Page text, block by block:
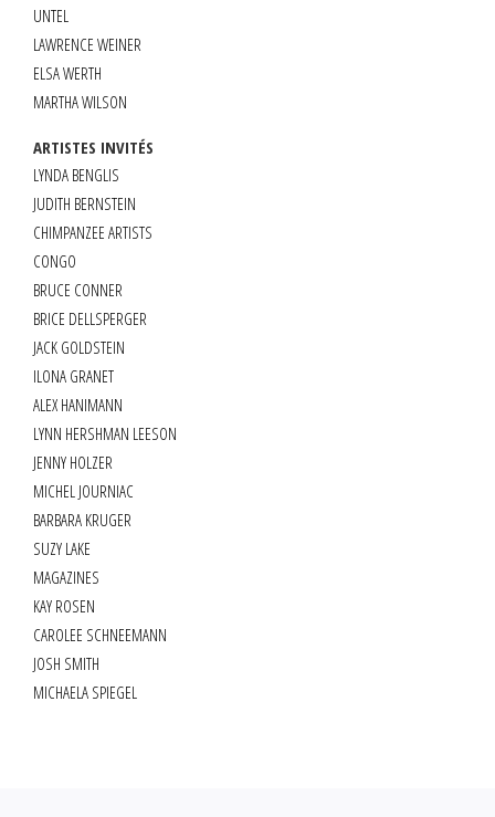
UNTEL
LAWRENCE WEINER
ELSA WERTH
MARTHA WILSON
ARTISTES INVITÉS
LYNDA BENGLIS
JUDITH BERNSTEIN
CHIMPANZEE ARTISTS
CONGO
BRUCE CONNER
BRICE DELLSPERGER
JACK GOLDSTEIN
ILONA GRANET
ALEX HANIMANN
LYNN HERSHMAN LEESON
JENNY HOLZER
MICHEL JOURNIAC
BARBARA KRUGER
SUZY LAKE
MAGAZINES
KAY ROSEN
CAROLEE SCHNEEMANN
JOSH SMITH
MICHAELA SPIEGEL